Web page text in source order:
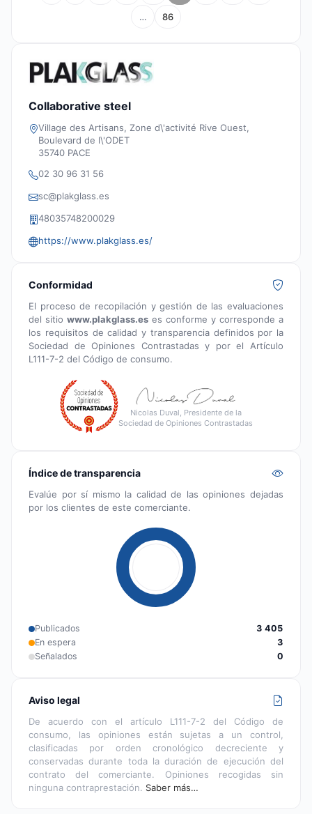
… 86
Collaborative steel
Village des Artisans, Zone d\'activité Rive Ouest,
Boulevard de l\'ODET
35740 PACE
02 30 96 31 56
sc@plakglass.es
48035748200029
https://www.plakglass.es/
Conformidad
El proceso de recopilación y gestión de las evaluaciones
del sitio www.plakglass.es es conforme y corresponde a
los requisitos de calidad y transparencia definidos por la
Sociedad de Opiniones Contrastadas y por el Artículo
L111-7-2 del Código de consumo.
Nicolas Duval, Presidente de la
Sociedad de Opiniones Contrastadas
Índice de transparencia
Evalúe por sí mismo la calidad de las opiniones dejadas
por los clientes de este comerciante.
Publicados
3 405
En espera
3
Señalados
0
Aviso legal
De acuerdo con el artículo L111-7-2 del Código de
consumo, las opiniones están sujetas a un control,
clasificadas por orden cronológico decreciente y
conservadas durante toda la duración de ejecución del
contrato del comerciante. Opiniones recogidas sin
ninguna contraprestación. Saber más…